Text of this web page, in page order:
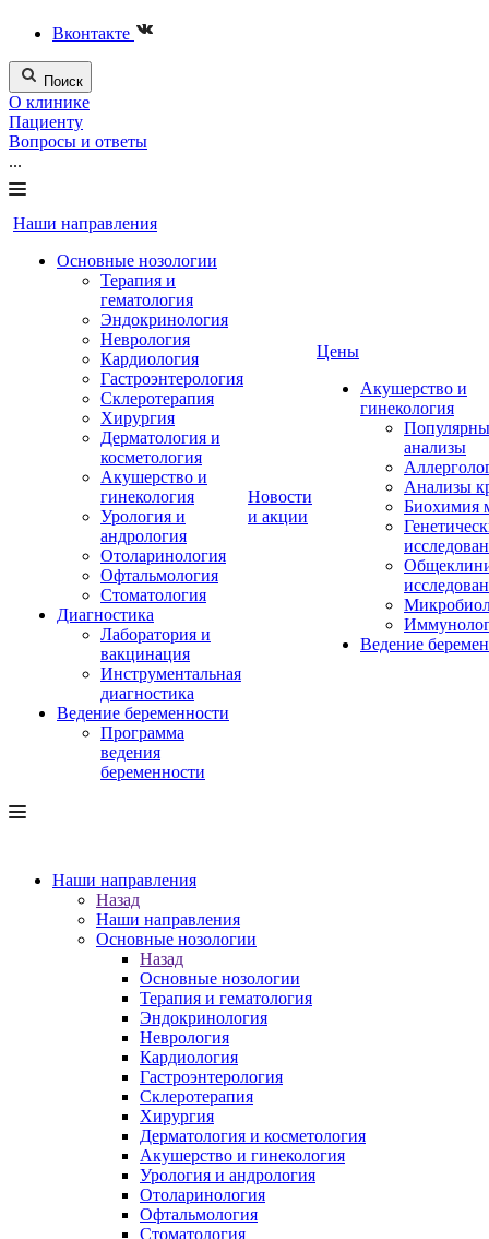
Вконтакте
Поиск
О клинике
Пациенту
Вопросы и ответы
...
Наши направления
Основные нозологии
Терапия и
гематология
Эндокринология
Неврология
Кардиология
Гастроэнтерология
Склеротерапия
Хирургия
Дерматология и
косметология
Акушерство и
гинекология
Урология и
андрология
Отоларинология
Офтальмология
Стоматология
Диагностика
Лаборатория и
вакцинация
Инструментальная
диагностика
Ведение беременности
Программа
ведения
беременности
Новости
и акции
Цены
Акушерство и
гинекология
анализы
Анализы
Биохимия
Ведение
Наши направления
Назад
Наши направления
Основные нозологии
Назад
Основные нозологии
Терапия и гематология
Эндокринология
Неврология
Кардиология
Гастроэнтерология
Склеротерапия
Хирургия
Дерматология и косметология
Акушерство и гинекология
Урология и андрология
Отоларинология
Офтальмология
Стоматология